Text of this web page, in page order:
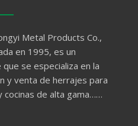
Metal Products Co.,
en 1995, es un
se especializa en la
y venta de herrajes para
cocinas de alta gama……